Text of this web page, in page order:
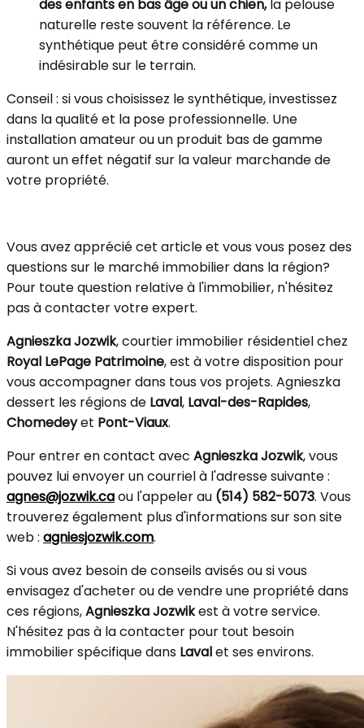
des enfants en bas âge ou un chien,la pelouse
naturelle reste souvent la référence. Le
synthétique peut être considéré comme un
indésirable sur le terrain.
Conseil : si vous choisissez le synthétique, investissez
dans la qualité et la pose professionnelle. Une
installation amateur ou un produit bas de gamme
auront un effet négatif sur la valeur marchande de
votre propriété.
Vous avez apprécié cet article et vous vous posez des
questions sur le marché immobilier dans la région?
Pour toute question relative à l'immobilier, n'hésitez
pas à contacter votre expert.
Agnieszka Jozwik, courtier immobilier résidentiel chez
Royal LePage Patrimoine, est à votre disposition pour
vous accompagner dans tous vos projets. Agnieszka
dessert les régions de Laval, Laval-des-Rapides,
Chomedeyet Pont-Viaux.
Pour entrer en contact avec Agnieszka Jozwik, vous
pouvez lui envoyer un courriel à l'adresse suivante :
agnes@jozwik.caou l'appeler au (514) 582-5073. Vous
trouverez également plus d'informations sur son site
web : agniesjozwik.com.
Si vous avez besoin de conseils avisés ou si vous
envisagez d'acheter ou de vendre une propriété dans
ces régions,Agnieszka Jozwikest à votre service.
N'hésitez pas à la contacter pour tout besoin
immobilier spécifique dans Lavalet ses environs.